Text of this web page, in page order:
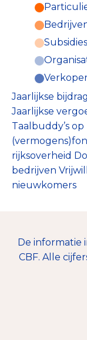
Deze
Jaarlijkse
Jaarlijkse
Taalbuddy’s
rijksoverheid
bedrijven
nieuwkomers
De informatie
CBF. Alle